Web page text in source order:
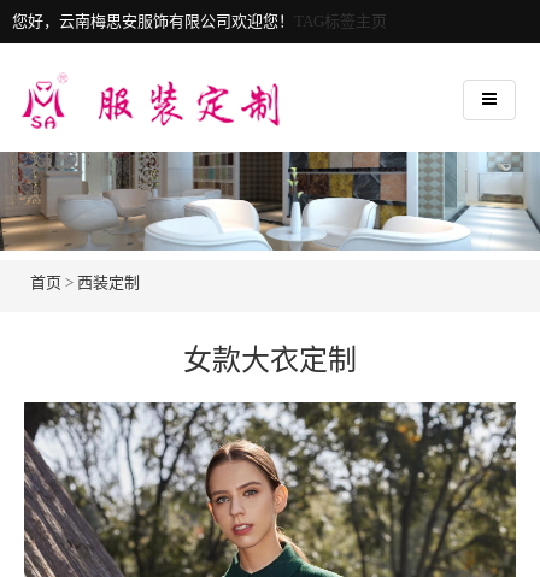
您好，云南梅思安服饰有限公司欢迎您！ TAG标签主页
首页 > 西装定制
女款大衣定制